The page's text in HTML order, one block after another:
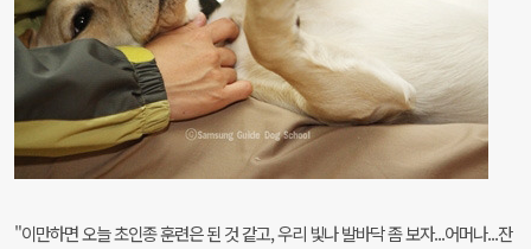
"이만하면 오늘 초인종 훈련은 된 것 같고, 우리 빛나 발바닥 좀 보자...어머나...잔